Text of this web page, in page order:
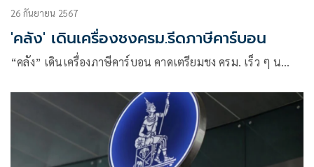
26 กันยายน 2567
'คลัง' เดินเครื่องชงครม.รีดภาษีคาร์บอน
“คลัง” เดินเครื่องภาษีคาร์บอน คาดเตรียมชง ครม. เร็ว ๆ น…